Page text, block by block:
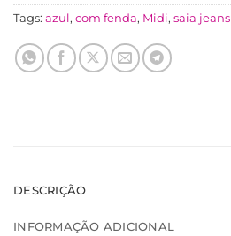
Tags: azul, com fenda, Midi, saia jeans
DESCRIÇÃO
INFORMAÇÃO ADICIONAL